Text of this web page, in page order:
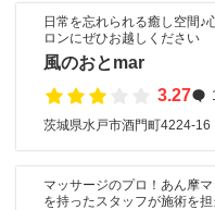
日常を忘れられる癒し空間♪
ロンにぜひお越しください
風のおとmar
3.27
茨城県水戸市酒門町4224-16
マッサージのプロ！あん摩
を持ったスタッフが施術を担